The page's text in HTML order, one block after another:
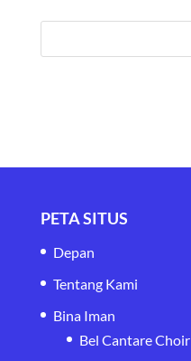
PETA SITUS
Depan
Tentang Kami
Bina Iman
Bel Cantare Choir